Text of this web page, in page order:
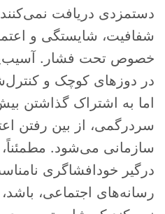
دستمزدی دریافت
شفافیت، شایستگی و
خصوص تحت فشار.
در دوزهای کوچک و
اما به اشتراک گذاشتن
سردرگمی، از بین رفتن
سازمانی می‌شود. مطمئناً،
درگیر خودافشاگری
رسانه‌های اجتماعی، باشد،